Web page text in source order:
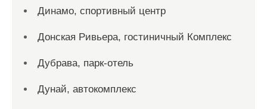
Динамо, спортивный центр
Донская Ривьера, гостиничный Комплекс
Дубрава, парк-отель
Дунай, автокомплекс